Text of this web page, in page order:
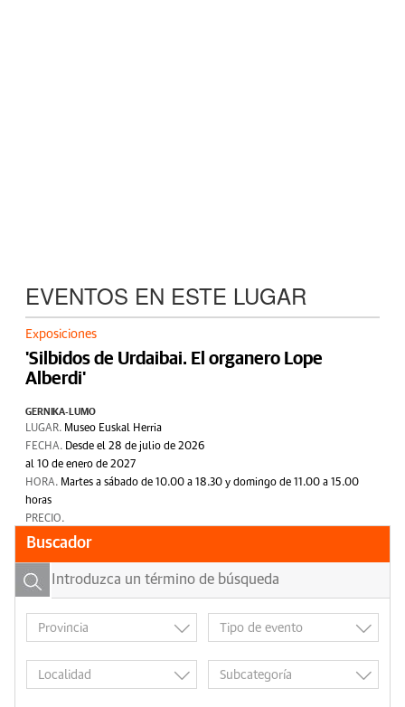
EVENTOS EN ESTE LUGAR
Exposiciones
'Silbidos de Urdaibai. El organero Lope
Alberdi'
GERNIKA-LUMO
LUGAR. Museo Euskal Herria
FECHA. Desde el 28 de julio de 2026
al 10 de enero de 2027
HORA. Martes a sábado de 10.00 a 18.30 y domingo de 11.00 a 15.00
horas
PRECIO.
Buscador